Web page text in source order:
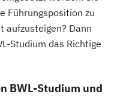
Fitnessstudios
Prophylaxe
in)
Lizenz
Führungsposition zu
aufzusteigen? Dann
Studium das Richtige
BWL-Studium und